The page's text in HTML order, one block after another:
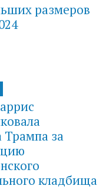
размеров
Трампа за
кладбища